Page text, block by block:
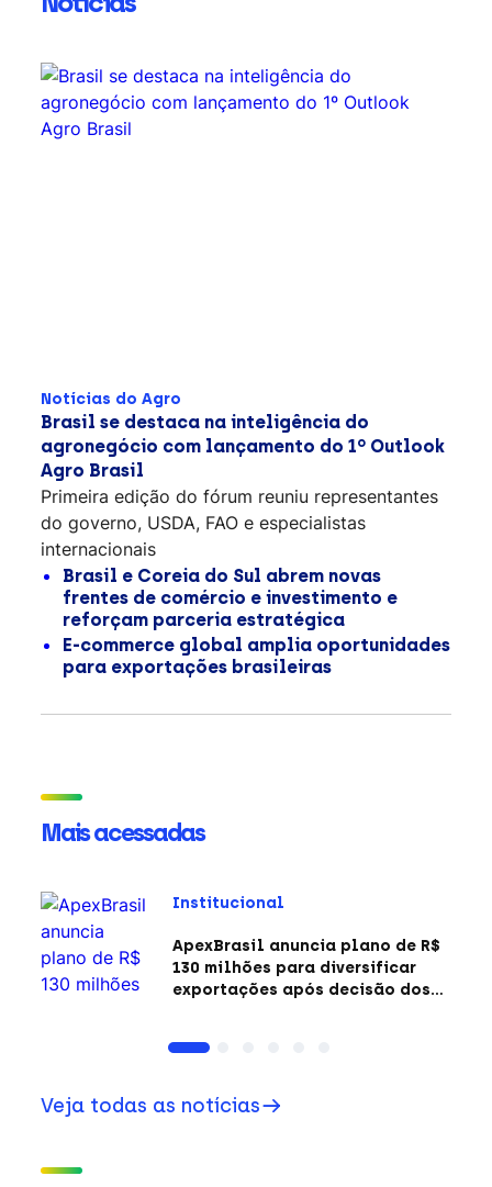
Notícias do Agro
Brasil se destaca na inteligência do
agronegócio com lançamento do 1º Outlook
Agro Brasil
Primeira edição do fórum reuniu representantes
do governo, USDA, FAO e especialistas
internacionais
Brasil e Coreia do Sul abrem novas
frentes de comércio e investimento e
reforçam parceria estratégica
E-commerce global amplia oportunidades
para exportações brasileiras
Mais acessadas
Institucional
ApexBrasil anuncia plano de R$
130 milhões para diversificar
exportações após decisão dos
Veja todas as notícias